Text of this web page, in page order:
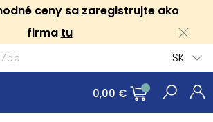
ceny sa zaregistrujte ako
firma tu
SK
0,00 €